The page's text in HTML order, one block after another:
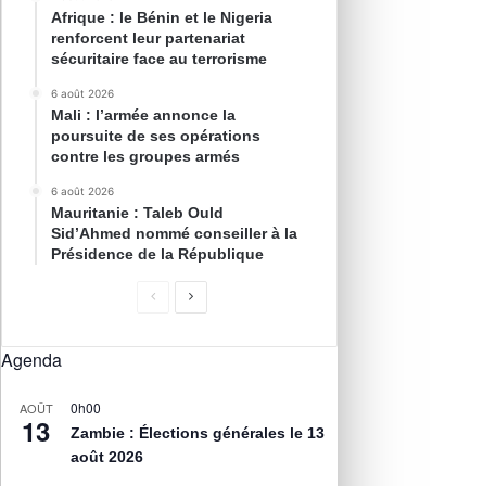
Afrique : le Bénin et le Nigeria
renforcent leur partenariat
sécuritaire face au terrorisme
6 août 2026
Mali : l’armée annonce la
poursuite de ses opérations
contre les groupes armés
6 août 2026
Mauritanie : Taleb Ould
Sid’Ahmed nommé conseiller à la
Présidence de la République
Agenda
AOÛT
13
0h00
Zambie : Élections générales le 13
août 2026